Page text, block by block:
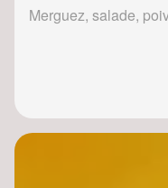
Merguez, salade,